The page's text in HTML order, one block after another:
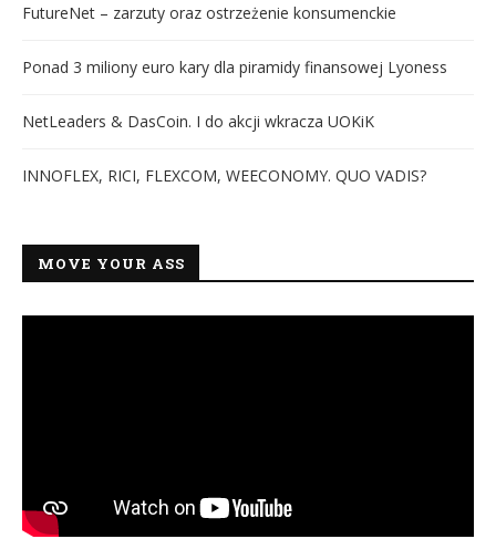
FutureNet – zarzuty oraz ostrzeżenie konsumenckie
Ponad 3 miliony euro kary dla piramidy finansowej Lyoness
NetLeaders & DasCoin. I do akcji wkracza UOKiK
INNOFLEX, RICI, FLEXCOM, WEECONOMY. QUO VADIS?
MOVE YOUR ASS